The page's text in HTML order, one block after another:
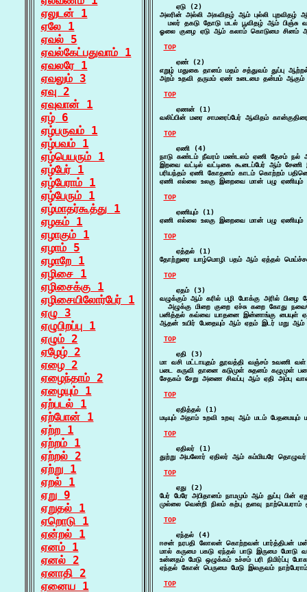
ஏலுடன் 1
ஏலே 1
ஏவல் 5
ஏவல்கேட்பதுவாம் 1
ஏவலரே 1
ஏவலும் 3
ஏவு 2
ஏவுவான் 1
ஏழ் 6
ஏழ்பருவம் 1
ஏழ்பவம் 1
ஏழ்பெயரும் 1
ஏழ்பேர் 1
ஏழ்பேராம் 1
ஏழ்பேரும் 1
ஏழ்மாதர்கூத்து 1
ஏழகம் 1
ஏழாகும் 1
ஏழாம் 5
ஏழாறே 1
ஏழிசை 1
ஏழிசைக்கு 1
ஏழிசையிலோர்பேர் 1
ஏழு 3
ஏழுபிறப்பு 1
ஏழும் 2
ஏழேழ் 2
ஏழை 2
ஏழைந்தாம் 2
ஏழையும் 1
ஏற்படல் 1
ஏற்போன் 1
ஏற்ற 1
ஏற்றம் 1
ஏற்றல் 2
ஏற்று 1
ஏறல் 1
ஏறு 9
ஏறுதல் 1
ஏறொடு 1
ஏன்றல் 1
ஏனம் 1
ஏனல் 2
ஏனாதி 2
ஏனைய 1
    ஏடு (2)
அலரின் அல்லி அகவிதழ் ஆம் புல்லி புறவிதழ்
மலர் தகடு தோடு மடல் பூவிதழ் ஆம்
ஓலை குழை ஏடு ஆம் கலாம் கொடுமை சினம்
TOP
    ஏண் (2)
எறுழ் மதுகை தானம் மதம் சத்துவம் துப்பு
அறம் உதவி தருமம் ஏண் உடைமை தன்மம்
TOP
    ஏணன் (1)
வலிப்பின் மரை சாமரைப்பேர் ஆவிதம்
TOP
    ஏணி (4)
நாடு கண்டம் நீவரம் மண்டலம் ஏணி தேசம் நல்
இறவை வட்டில் வட்டிகை கூடைப்பேர் ஆம்
பரியந்தம் ஏணி கோதனம் காடம் கொற்றம்
ஏணி எல்லை உலகு இறைவை மான் பழு
TOP
    ஏணியும் (1)
ஏணி எல்லை உலகு இறைவை மான் பழு
TOP
    ஏத்தல் (1)
தோற்றுரை யாழ்மொழி பதம் ஆம் ஏத்தல்
TOP
    ஏதம் (3)
வழுக்கும் ஆம் கரில் பழி போக்கு அரில் பிழை
அழுக்கு மிறை குறை ஏச்சு கறை கோது
பனித்தல் கவ்வை யாதனை இன்னாங்கு பையுள்
ஆதன் உயிர் பேதையும் ஆம் ஏதம் இடர் மறு
TOP
    ஏதி (3)
மா வசி மட்டாயுதம் தூவத்தி வஞ்சம் உவணி வள்
படை கருவி தானை கடுமுள் சுதனம் கழுமுள்
சேதகம் சேறு அணை சிவப்பு ஆம் ஏதி
TOP
    ஏதித்தல் (1)
மடியும் அதாம் உறவி உறவு ஆம் மடம்
TOP
    ஏதிலர் (1)
துற்று அயலோர் ஏதிலர் ஆம் கம்மியரே
TOP
    ஏது (2)
பேர் பேரே அபிதானம் நாமமும் ஆம் துப்பு பின்
முல்லை வென்றி நிலம் கற்பு தளவு
TOP
    ஏந்தல் (4)
ஈசன் நரபதி லோலன் கொற்றவன்
மால் கருமை பகடு ஏந்தல் பாடு இருமை
உன்னதம் மேடு ஒழுக்கம் உச்சம் பரி
ஏந்தல் கோன் பெருமை மேடு இலகுவம்
TOP